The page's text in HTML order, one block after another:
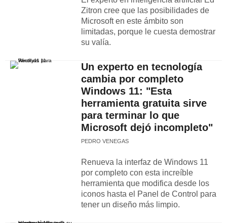
Zitron cree que las posibilidades de
Microsoft en este ámbito son
limitadas, porque le cuesta demostrar
su valía.
Un experto en tecnología
cambia por completo
Windows 11: "Esta
herramienta gratuita sirve
para terminar lo que
Microsoft dejó incompleto"
PEDRO VENEGAS
Renueva la interfaz de Windows 11
por completo con esta increíble
herramienta que modifica desde los
iconos hasta el Panel de Control para
tener un diseño más limpio.